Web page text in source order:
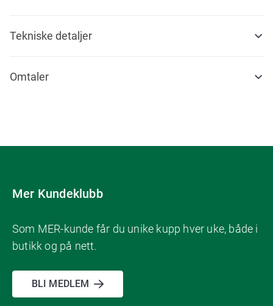
Tekniske detaljer
Omtaler
Mer Kundeklubb
Som MER-kunde får du unike kupp hver uke, både i
butikk og på nett.
BLI MEDLEM